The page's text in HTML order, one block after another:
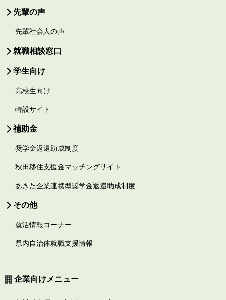
先輩の声
先輩社会人の声
就職相談窓口
学生向け
高校生向け
特設サイト
補助金
奨学金返還助成制度
秋田移住支援金マッチングサイト
あきた企業連携型奨学金返還助成制度
その他
就活情報コーナー
県内自治体就職支援情報
企業向けメニュー